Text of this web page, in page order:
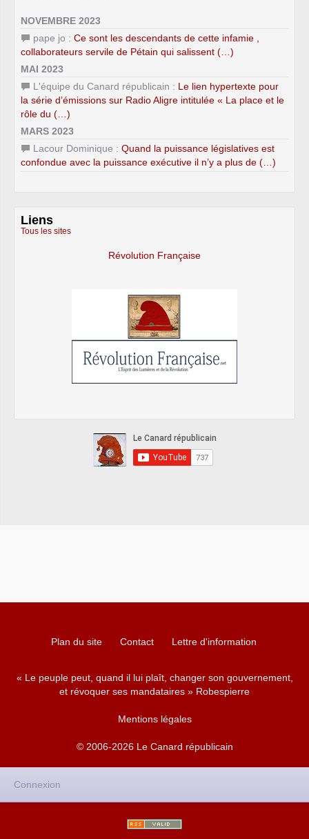
NOVEMBRE 2023
pape jo : Ce sont les descendants de cette infamie ,
collaborateurs servile de Pétain qui salissent (…)
MAI 2023
L'équipe du Canard républicain : Le lien hypertexte pour
la série d’émissions sur Radio Aligre intitulée « La place et le
rôle du (…)
MARS 2023
Lacour Dominique : Quand la puissance législatives est
confondue avec la puissance exécutive il n’y a plus de (…)
Liens
Tous les sites
Révolution Française
Plan du site Contact Lettre d'information
« Le peuple peut, quand il lui plaît, changer son gouvernement,
et révoquer ses mandataires » Robespierre
Mentions légales
© 2006-2026 Le Canard républicain
Connexion